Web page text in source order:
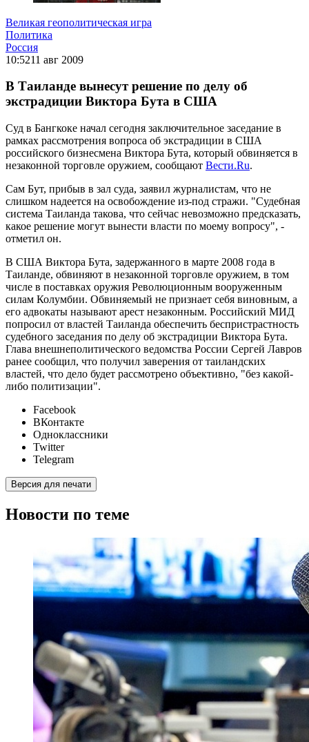
Великая геополитическая игра
Политика
Россия
10:5211 авг 2009
В Таиланде вынесут решение по делу об
экстрадиции Виктора Бута в США
Суд в Бангкоке начал сегодня заключительное заседание в
рамках рассмотрения вопроса об экстрадиции в США
российского бизнесмена Виктора Бута, который обвиняется в
незаконной торговле оружием, сообщают Вести.Ru.
Сам Бут, прибыв в зал суда, заявил журналистам, что не
слишком надеется на освобождение из-под стражи. "Судебная
система Таиланда такова, что сейчас невозможно предсказать,
какое решение могут вынести власти по моему вопросу", -
отметил он.
В США Виктора Бута, задержанного в марте 2008 года в
Таиланде, обвиняют в незаконной торговле оружием, в том
числе в поставках оружия Революционным вооруженным
силам Колумбии. Обвиняемый не признает себя виновным, а
его адвокаты называют арест незаконным. Российский МИД
попросил от властей Таиланда обеспечить беспристрастность
судебного заседания по делу об экстрадиции Виктора Бута.
Глава внешнеполитического ведомства России Сергей Лавров
ранее сообщил, что получил заверения от таиландских
властей, что дело будет рассмотрено объективно, "без какой-
либо политизации".
Facebook
ВКонтакте
Одноклассники
Twitter
Telegram
Версия для печати
Новости по теме